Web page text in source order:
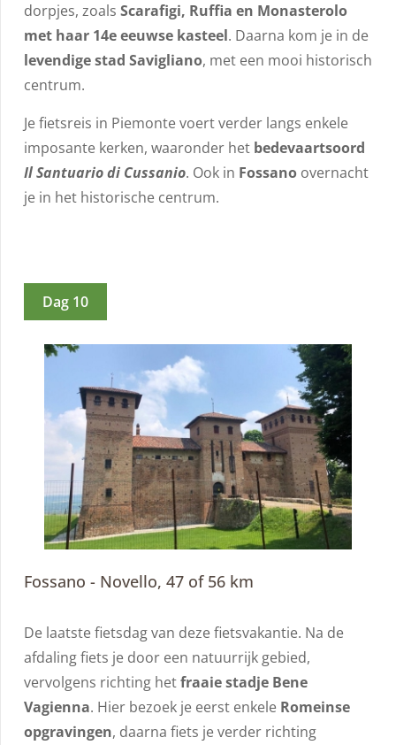
dorpjes, zoals Scarafigi, Ruffia en Monasterolo
met haar 14e eeuwse kasteel. Daarna kom je in de
levendige stad Savigliano, met een mooi historisch
centrum.
Je fietsreis in Piemonte voert verder langs enkele
imposante kerken, waaronder het bedevaartsoord
Il Santuario di Cussanio. Ook in Fossano overnacht
je in het historische centrum.
Dag 10
Fossano - Novello, 47 of 56 km
De laatste fietsdag van deze fietsvakantie. Na de
afdaling fiets je door een natuurrijk gebied,
vervolgens richting hetfraaie stadje Bene
Vagienna. Hier bezoek je eerst enkele Romeinse
opgravingen, daarna fiets je verder richting